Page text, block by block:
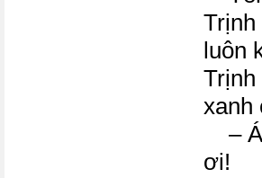
Trịnh
luôn
Trịnh
xanh
–
ơi!